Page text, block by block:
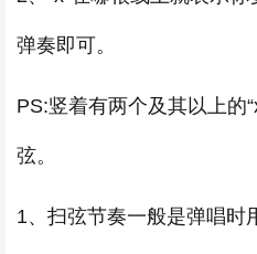
弹奏即可。
PS:竖着有两个及其以上的
弦。
1、扫弦节奏一般是弹唱时